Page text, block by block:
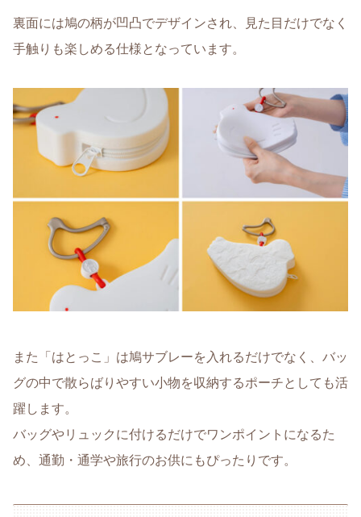
裏面には鳩の柄が凹凸でデザインされ、見た目だけでなく
手触りも楽しめる仕様となっています。
また「はとっこ」は鳩サブレーを入れるだけでなく、バッ
グの中で散らばりやすい小物を収納するポーチとしても活
躍します。
バッグやリュックに付けるだけでワンポイントになるた
め、通勤・通学や旅行のお供にもぴったりです。